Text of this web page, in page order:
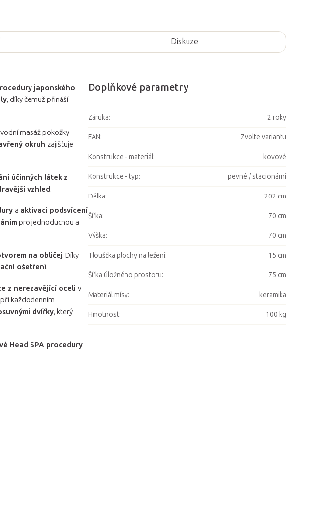
Diskuze
japonského
, díky čemuž přináší
masáž pokožky
okruh zajišťuje
účinných látek z
vzhled.
a aktivaci podsvícení
pro jednoduchou a
na obličej. Díky
ošetření.
z nerezavějící oceli v
každodenním
dvířky, který
Head SPA procedury
Doplňkové parametry
Záruka: 2 roky
EAN: Zvolte variantu
Konstrukce - materiál: kovové
Konstrukce - typ: pevné / stacionární
Délka: 202 cm
Šířka: 70 cm
Výška: 70 cm
Tloušťka plochy na ležení: 15 cm
Šířka úložného prostoru: 75 cm
Materiál mísy: keramika
Hmotnost: 100 kg